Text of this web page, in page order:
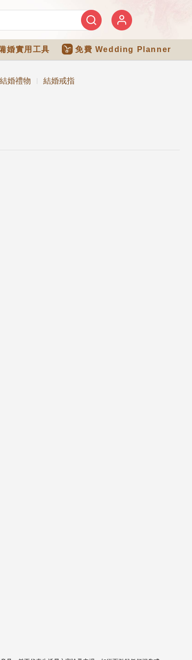
婚實用工具 免費 Wedding Planner
結婚禮物 結婚戒指